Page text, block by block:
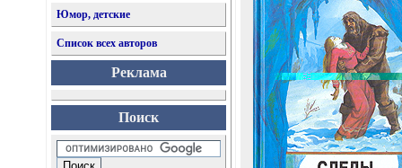
Юмор, детские
Список всех авторов
Реклама
Поиск